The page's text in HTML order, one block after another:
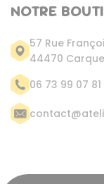
NOTRE
57 Rue
44470
06 73 99 07 81